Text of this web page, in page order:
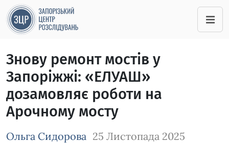
Знову ремонт мостів у
Запоріжжі: «ЕЛУАШ»
дозамовляє роботи на
Арочному мосту
Ольга Сидорова 25 Листопада 2025